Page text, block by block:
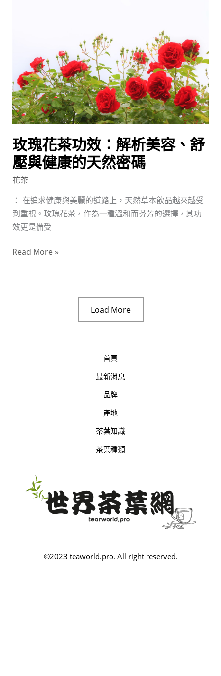
玫瑰花茶功效：解析美容、舒
壓與健康的天然密碼
花茶
： 在追求健康與美麗的道路上，天然草本飲品越來越受
到重視。玫瑰花茶，作為一種溫和而芬芳的選擇，其功
效更是備受
解
析
美
容、
壓
與
健
康
的
天
然
碼
Read More »
Load More
首頁
最新消息
品牌
產地
茶葉知識
茶葉種類
©2023 teaworld.pro. All right reserved.